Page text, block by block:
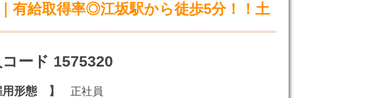
有給取得率◎江坂駅から徒歩5分！！土
ード 1575320
形態 】 正社員